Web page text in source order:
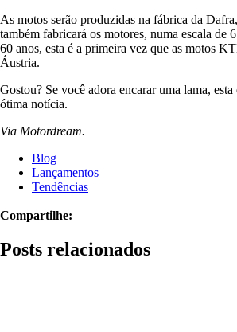
As motos serão produzidas na fábrica da
também fabricará os motores, numa escala de
60 anos, esta é a primeira vez que as motos
Áustria.
Gostou? Se você adora encarar uma lama,
ótima notícia.
Via Motordream.
Blog
Lançamentos
Tendências
Compartilhe:
Posts relacionados